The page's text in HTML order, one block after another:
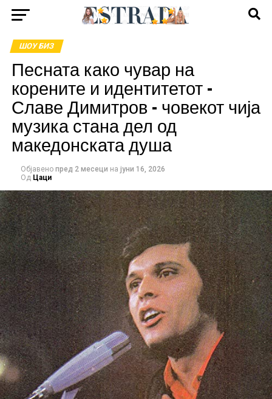
ШОУ БИЗ
Песната како чувар на
корените и идентитетот –
Славе Димитров – човекот чија
музика стана дел од
македонската душа
Објавено пред 2 месеци на јуни 16, 2026
Од Цаци